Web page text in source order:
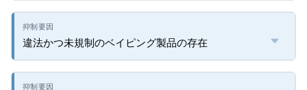
違法かつ未規制のベイピング製品の存在